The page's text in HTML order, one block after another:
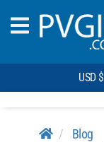
USD $
Blog